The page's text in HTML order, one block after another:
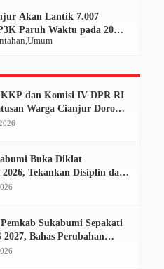
Umum
Akan Lantik 7.007
Paruh Waktu pada 20
dan Komisi IV DPR RI
Warga Cianjur Dorong
Aman dan Bermutu
Buka Diklat
Tekankan Disiplin dan
Sukabumi Sepakati
Bahas Perubahan